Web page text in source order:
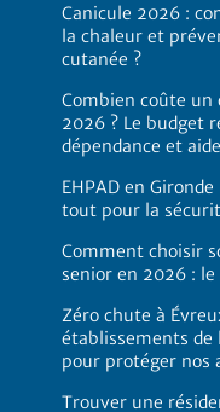
Canicule 2026 :
la chaleur et
cutanée ?
Combien coûte un
2026 ? Le budget
dépendance et
EHPAD en
tout pour la
Comment choisir
senior en 2026 :
Zéro chute à
établissements de
pour protéger nos
Trouver une